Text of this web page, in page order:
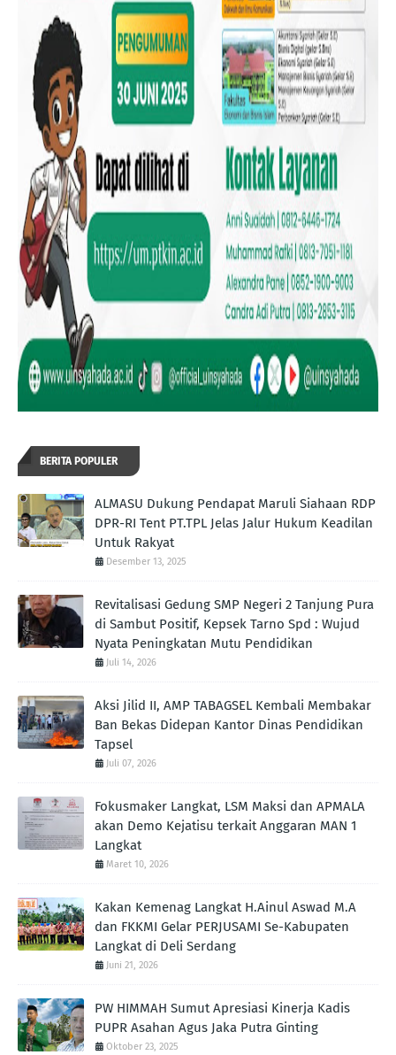
BERITA POPULER
ALMASU Dukung Pendapat Maruli Siahaan RDP
DPR-RI Tent PT.TPL Jelas Jalur Hukum Keadilan
Untuk Rakyat
Desember 13, 2025
Revitalisasi Gedung SMP Negeri 2 Tanjung Pura
di Sambut Positif, Kepsek Tarno Spd : Wujud
Nyata Peningkatan Mutu Pendidikan
Juli 14, 2026
Aksi Jilid II, AMP TABAGSEL Kembali Membakar
Ban Bekas Didepan Kantor Dinas Pendidikan
Tapsel
Juli 07, 2026
Fokusmaker Langkat, LSM Maksi dan APMALA
akan Demo Kejatisu terkait Anggaran MAN 1
Langkat
Maret 10, 2026
Kakan Kemenag Langkat H.Ainul Aswad M.A
dan FKKMI Gelar PERJUSAMI Se-Kabupaten
Langkat di Deli Serdang
Juni 21, 2026
PW HIMMAH Sumut Apresiasi Kinerja Kadis
PUPR Asahan Agus Jaka Putra Ginting ‎
Oktober 23, 2025